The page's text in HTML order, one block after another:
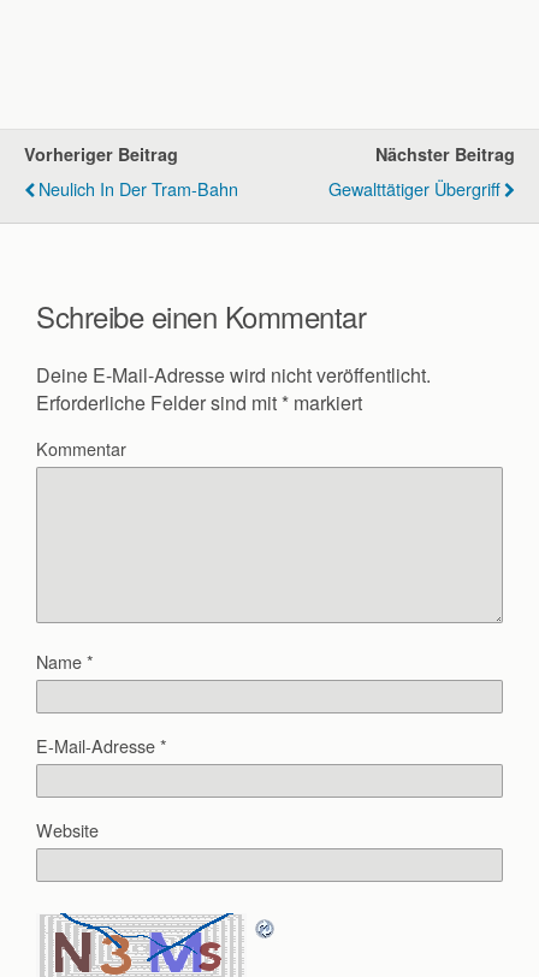
Vorheriger Beitrag
Neulich In Der Tram-Bahn
Nächster Beitrag
Gewalttätiger Übergriff
Schreibe einen Kommentar
Deine E-Mail-Adresse wird nicht veröffentlicht.
Erforderliche Felder sind mit * markiert
Kommentar
Name*
E-Mail-Adresse*
Website